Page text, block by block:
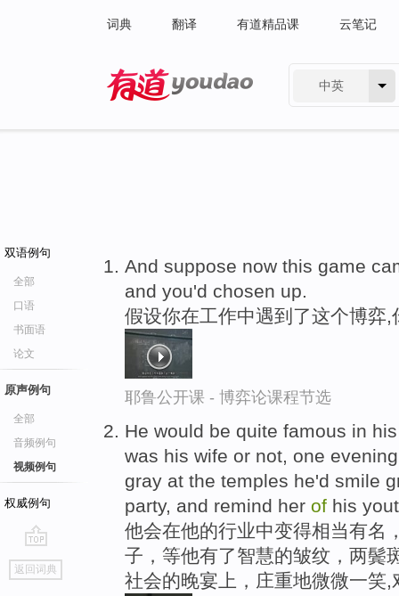
词典 翻译 有道精品课 云笔记
中英
双语例句
全部
口语
书面语
论文
原声例句
全部
音频例句
视频例句
权威例句
go
top
返回词典
And suppose now this game
and you'd chosen up.
假设你在工作中遇到了这个博弈,
耶鲁公开课 - 博弈论课程节选
He would be quite famous in
was his wife or not, one
gray at the temples he'd smile
party, and remind her of his
他会在他的行业中变得相当有名
子，等他有了智慧的皱纹，两鬓
社会的晚宴上，庄重地微微一笑